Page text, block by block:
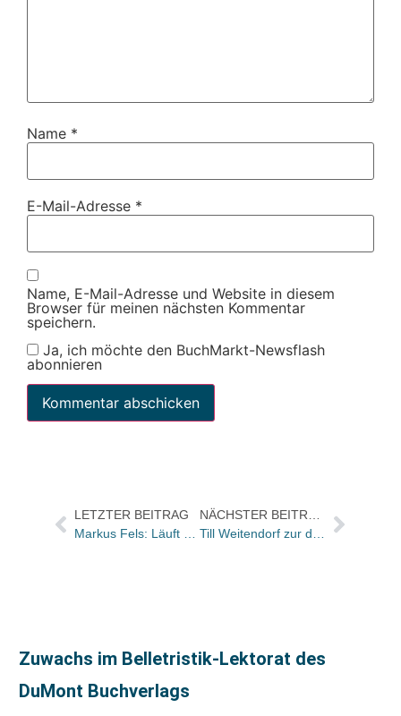
Name *
E-Mail-Adresse *
Name, E-Mail-Adresse und Website in diesem
Browser für meinen nächsten Kommentar
speichern.
Ja, ich möchte den BuchMarkt-Newsflash
abonnieren
LETZTER BEITRAG
Markus Fels: Läuft KNV jetzt vor den Büchern davon?
NÄCHSTER BEITRAG
Till Weitendorf zur digitalen Entwicklung der Branche
Zuwachs im Belletristik-Lektorat des
DuMont Buchverlags